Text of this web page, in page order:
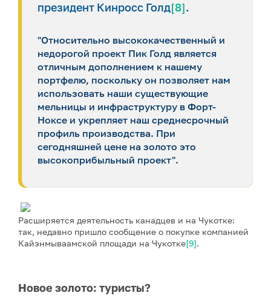
президент Кинросс Голд[8].
"Относительно высококачественный и
недорогой проект Пик Голд является
отличным дополнением к нашему
портфелю, поскольку он позволяет нам
использовать наши существующие
мельницы и инфраструктуру в Форт-
Ноксе и укрепляет наш среднесрочный
профиль производства. При
сегодняшней цене на золото это
высокоприбыльный проект".
Расширяется деятельность канадцев и на Чукотке:
так, недавно пришло сообщение о покупке компанией
Кайэнмываамской площади на Чукотке[9].
Новое золото: туристы?